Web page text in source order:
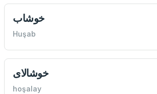
خوشاب
Huşab
خوشالای
hoşalay